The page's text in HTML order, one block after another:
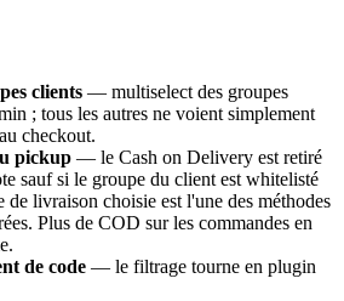
clients — multiselect des groupes
; tous les autres ne voient simplement
checkout.
pickup — le Cash on Delivery est retiré
sauf si le groupe du client est whitelisté
de livraison choisie est l'une des méthodes
Plus de COD sur les commandes en
de code — le filtrage tourne en plugin